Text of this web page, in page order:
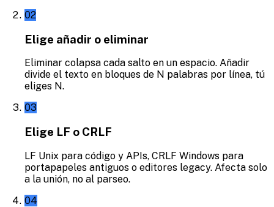
02
Elige añadir o eliminar
Eliminar colapsa cada salto en un espacio. Añadir
divide el texto en bloques de N palabras por línea, tú
eliges N.
03
Elige LF o CRLF
LF Unix para código y APIs, CRLF Windows para
portapapeles antiguos o editores legacy. Afecta solo
a la unión, no al parseo.
04